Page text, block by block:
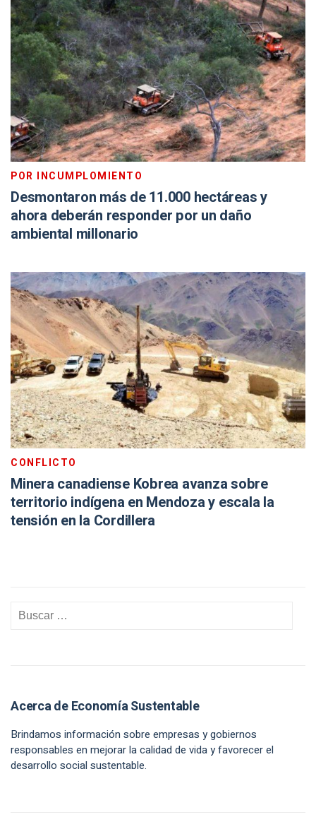
POR INCUMPLOMIENTO
Desmontaron más de 11.000 hectáreas y
ahora deberán responder por un daño
ambiental millonario
CONFLICTO
Minera canadiense Kobrea avanza sobre
territorio indígena en Mendoza y escala la
tensión en la Cordillera
Acerca de Economía Sustentable
Brindamos información sobre empresas y gobiernos
responsables en mejorar la calidad de vida y favorecer el
desarrollo social sustentable.